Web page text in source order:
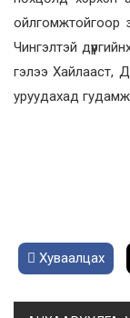
ойлгомжтойгоор
Чингэлтэй
гэлээ Хайлааст,
уруудахад
Хуваалцах